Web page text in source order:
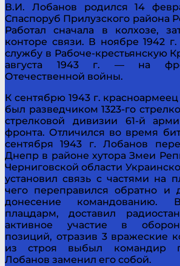
В.И. Лобанов родился 14
Спаспоруб Прилузского района
Работал сначала в колхозе,
конторе связи. В ноябре 1942
службу в Рабоче-крестьянскую
августа 1943 г. — на
Отечественной войны.
К сентябрю 1943 г.
был разведчиком 1323-го
стрелковой дивизии 61-й
фронта. Отличился во время
сентября 1943 г. Лобанов
Днепр в районе хутора Змеи
Черниговской области
установил связь с частями на
чего переправился обратно и
донесение командованию.
плацдарм, доставил
активное участие в
позиций, отразив 3 вражеские
из строя выбыл командир
Лобанов заменил его собой.